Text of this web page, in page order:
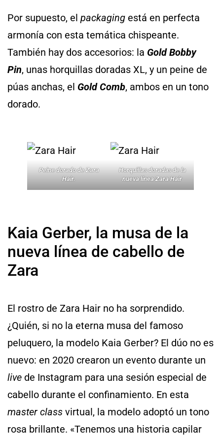
Por supuesto, el packaging está en perfecta
armonía con esta temática chispeante.
También hay dos accesorios: la Gold Bobby
Pin, unas horquillas doradas XL, y un peine de
púas anchas, el Gold Comb, ambos en un tono
dorado.
Peine dorado de Zara
Hair.
Horquillas doradas de la
nueva línea Zara Hair
Kaia Gerber, la musa de la
nueva línea de cabello de
Zara
El rostro de Zara Hair no ha sorprendido.
¿Quién, si no la eterna musa del famoso
peluquero, la modelo Kaia Gerber? El dúo no es
nuevo: en 2020 crearon un evento durante un
live de Instagram para una sesión especial de
cabello durante el confinamiento. En esta
master class virtual, la modelo adoptó un tono
rosa brillante. «Tenemos una historia capilar